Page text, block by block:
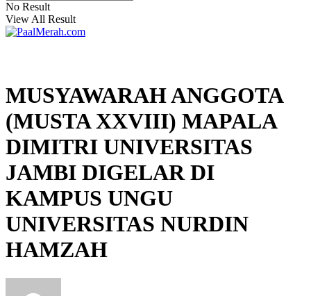
No Result
View All Result
MUSYAWARAH ANGGOTA
(MUSTA XXVIII) MAPALA
DIMITRI UNIVERSITAS
JAMBI DIGELAR DI
KAMPUS UNGU
UNIVERSITAS NURDIN
HAMZAH